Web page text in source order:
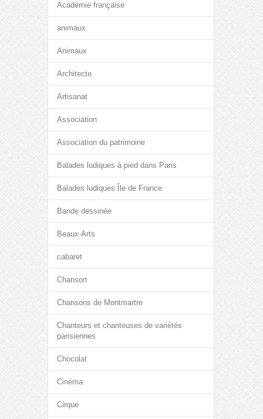
Académie française
animaux
Animaux
Architecte
Artisanat
Association
Association du patrimoine
Balades ludiques à pied dans Paris
Balades ludiques Île de France
Bande dessinée
Beaux-Arts
cabaret
Chanson
Chansons de Montmartre
Chanteurs et chanteuses de variétés
parisiennes
Chocolat
Cinéma
Cirque